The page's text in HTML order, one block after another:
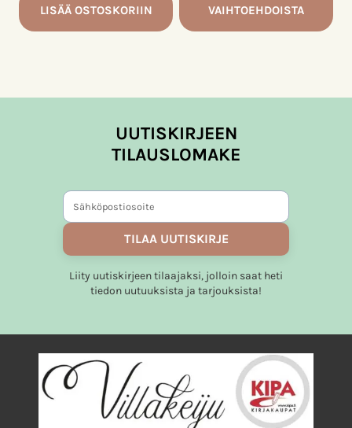
LISÄÄ OSTOSKORIIN
VAIHTOEHDOISTA
useampi
Voit
tehdä
UUTISKIRJEEN
TILAUSLOMAKE
TILAA UUTISKIRJE
Liity uutiskirjeen tilaajaksi, jolloin saat heti
tiedon uutuuksista ja tarjouksista!